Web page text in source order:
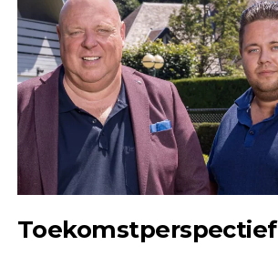
Toekomstperspectief